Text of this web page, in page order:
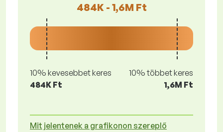
484K - 1,6M Ft
10% kevesebbet keres
484K Ft
10% többet keres
1,6M Ft
Mit jelentenek a grafikonon szereplő